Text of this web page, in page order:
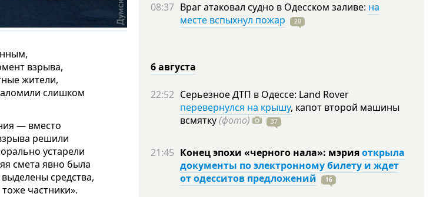
взрыва,
жители,
слишком
— вместо
решили
устарели
смета явно была
средства,
частники».
08:37 Враг атаковал судно в Одесском заливе: на
месте вспыхнул пожар
20
6 августа
22:52 Серьезное ДТП в Одессе: Land Rover
перевернулся на крышу, капот второй машины
всмятку(фото) 37
21:45 Конец эпохи «черного нала»: мэрияоткрыла
документы по электронному билету и ждет
от одесситов предложений
16